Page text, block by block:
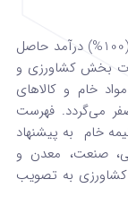
– صددرصد (100%) درآمد حاصل
بخش کشاورزی و
مواد خام و کالاهای
می‌گردد. فهرست
خام به پیشنهاد
صنعت، معدن و
کشاورزی به تصویب